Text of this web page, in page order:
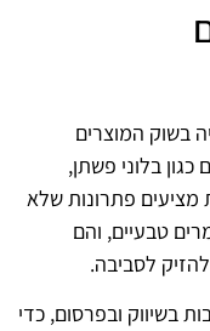
בשוק המוצרים
כגון בלוני פשתן,
מציעים פתרונות שלא
טבעיים, והם
לסביבה.
בשיווק ובפרסום, כדי